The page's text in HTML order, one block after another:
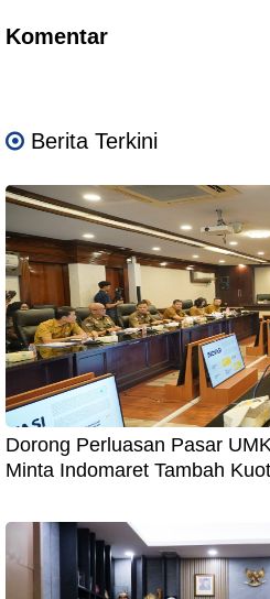
Komentar
Berita Terkini
Dorong Perluasan Pasar
Minta Indomaret Tambah